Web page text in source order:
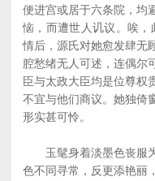
便进宫或居于六条院，均
恼，而遭世人讥议。唉，
情后，源氏对她愈发肆无
腔愁绪无人可述，连偶尔
臣与太政大臣均是位尊权
不宜与他们商议。她独倚
形实甚可怜。
玉髦身着淡墨色丧服为
色不同寻常，反更添艳丽